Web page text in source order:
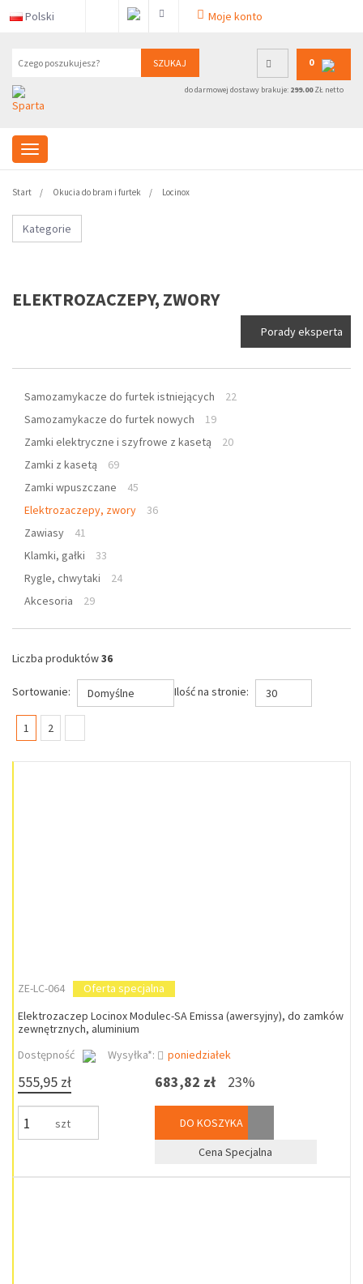
Polski Moje konto
SZUKAJ 0
do darmowej dostawy brakuje: 299.00ZŁ netto
Start Okucia do bram i furtek Locinox
Kategorie
ELEKTROZACZEPY, ZWORY
Porady eksperta
Samozamykacze do furtek istniejących
22
Samozamykacze do furtek nowych
19
Zamki elektryczne i szyfrowe z kasetą
20
Zamki z kasetą
69
Zamki wpuszczane
45
Elektrozaczepy, zwory
36
Zawiasy
41
Klamki, gałki
33
Rygle, chwytaki
24
Akcesoria
29
Liczba produktów36
Sortowanie: Domyślne Ilość na stronie: 30
1 (current)
2
ZE-LC-064
Oferta specjalna
Elektrozaczep Locinox Modulec-SA Emissa (awersyjny), do zamków
zewnętrznych, aluminium
Dostępność
Wysyłka*: poniedziałek
555,95 zł
szt
683,82 zł 23%
DO KOSZYKA
Cena Specjalna